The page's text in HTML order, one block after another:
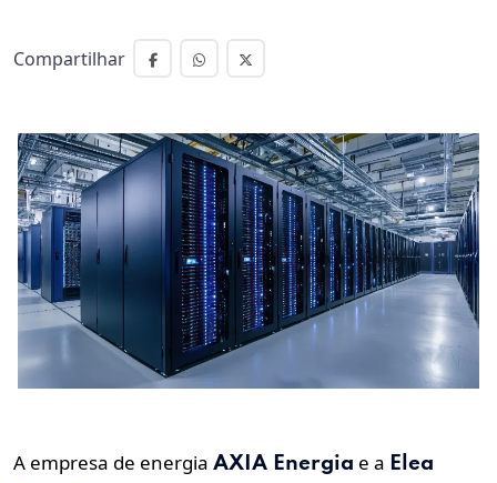
Compartilhar
A empresa de energia AXIA Energia e a Elea